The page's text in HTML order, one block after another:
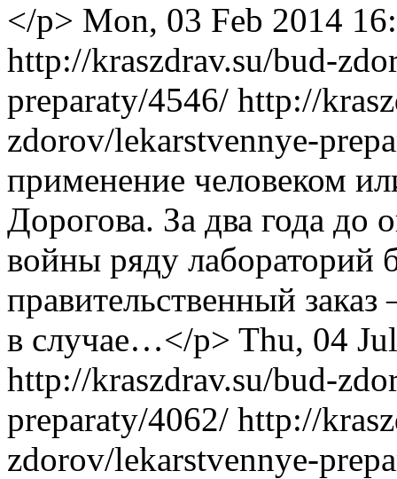
</p> Mon, 03 Feb 2014
http://kraszdrav.su/bud-
preparaty/4546/ http://
zdorov/lekarstvennye-
применение человеком
Дорогова. За два года до
войны ряду лабораторий
правительственный
в случае…</p> Thu, 04
http://kraszdrav.su/bud-
preparaty/4062/ http://
zdorov/lekarstvennye-